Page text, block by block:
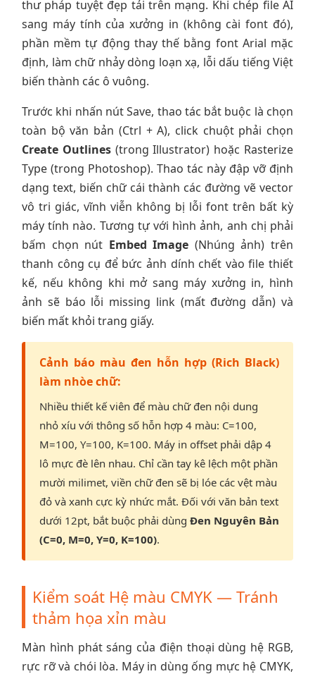
thư pháp tuyệt đẹp tải trên mạng. Khi chép file AI
sang máy tính của xưởng in (không cài font đó),
phần mềm tự động thay thế bằng font Arial mặc
định, làm chữ nhảy dòng loạn xạ, lỗi dấu tiếng Việt
biến thành các ô vuông.
Trước khi nhấn nút Save, thao tác bắt buộc là chọn
toàn bộ văn bản (Ctrl + A), click chuột phải chọn
Create Outlines(trong Illustrator) hoặc Rasterize
Type (trong Photoshop). Thao tác này đập vỡ định
dạng text, biến chữ cái thành các đường vẽ vector
vô tri giác, vĩnh viễn không bị lỗi font trên bất kỳ
máy tính nào. Tương tự với hình ảnh, anh chị phải
bấm chọn nút Embed Image (Nhúng ảnh) trên
thanh công cụ để bức ảnh dính chết vào file thiết
kế, nếu không khi mở sang máy xưởng in, hình
ảnh sẽ báo lỗi missing link (mất đường dẫn) và
biến mất khỏi trang giấy.
Cảnh báo màu đen hỗn hợp (Rich Black)
làm nhòe chữ:
Nhiều thiết kế viên để màu chữ đen nội dung
nhỏ xíu với thông số hỗn hợp 4 màu: C=100,
M=100, Y=100, K=100. Máy in offset phải dập 4
lô mực đè lên nhau. Chỉ cần tay kê lệch một phần
mười milimet, viền chữ đen sẽ bị lóe các vệt màu
đỏ và xanh cực kỳ nhức mắt. Đối với văn bản text
dưới 12pt, bắt buộc phải dùng Đen Nguyên Bản
(C=0, M=0, Y=0, K=100).
Kiểm soát Hệ màu CMYK — Tránh
thảm họa xỉn màu
Màn hình phát sáng của điện thoại dùng hệ RGB,
rực rỡ và chói lòa. Máy in dùng ống mực hệ CMYK,